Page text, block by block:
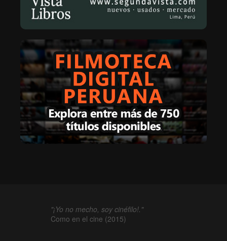
"¡Yo no mecho, soy cinéfilo!."
Como en el cine (2015)